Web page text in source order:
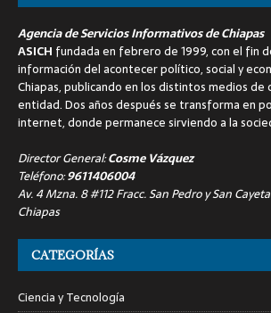
Agencia de Servicios Informativos de Chiapas
ASICH fundada en febrero de 1999, con el fin
información del acontecer político, social y
Chiapas, publicando en los distintos medios de
entidad. Dos años después se transforma en
internet, donde permanece sirviendo a la
Director General:Cosme Vázquez
Teléfono:9611406004
Av. 4 Mzna. 8 #112 Fracc. San Pedro y San
Chiapas
CATEGORÍAS
Ciencia y Tecnología